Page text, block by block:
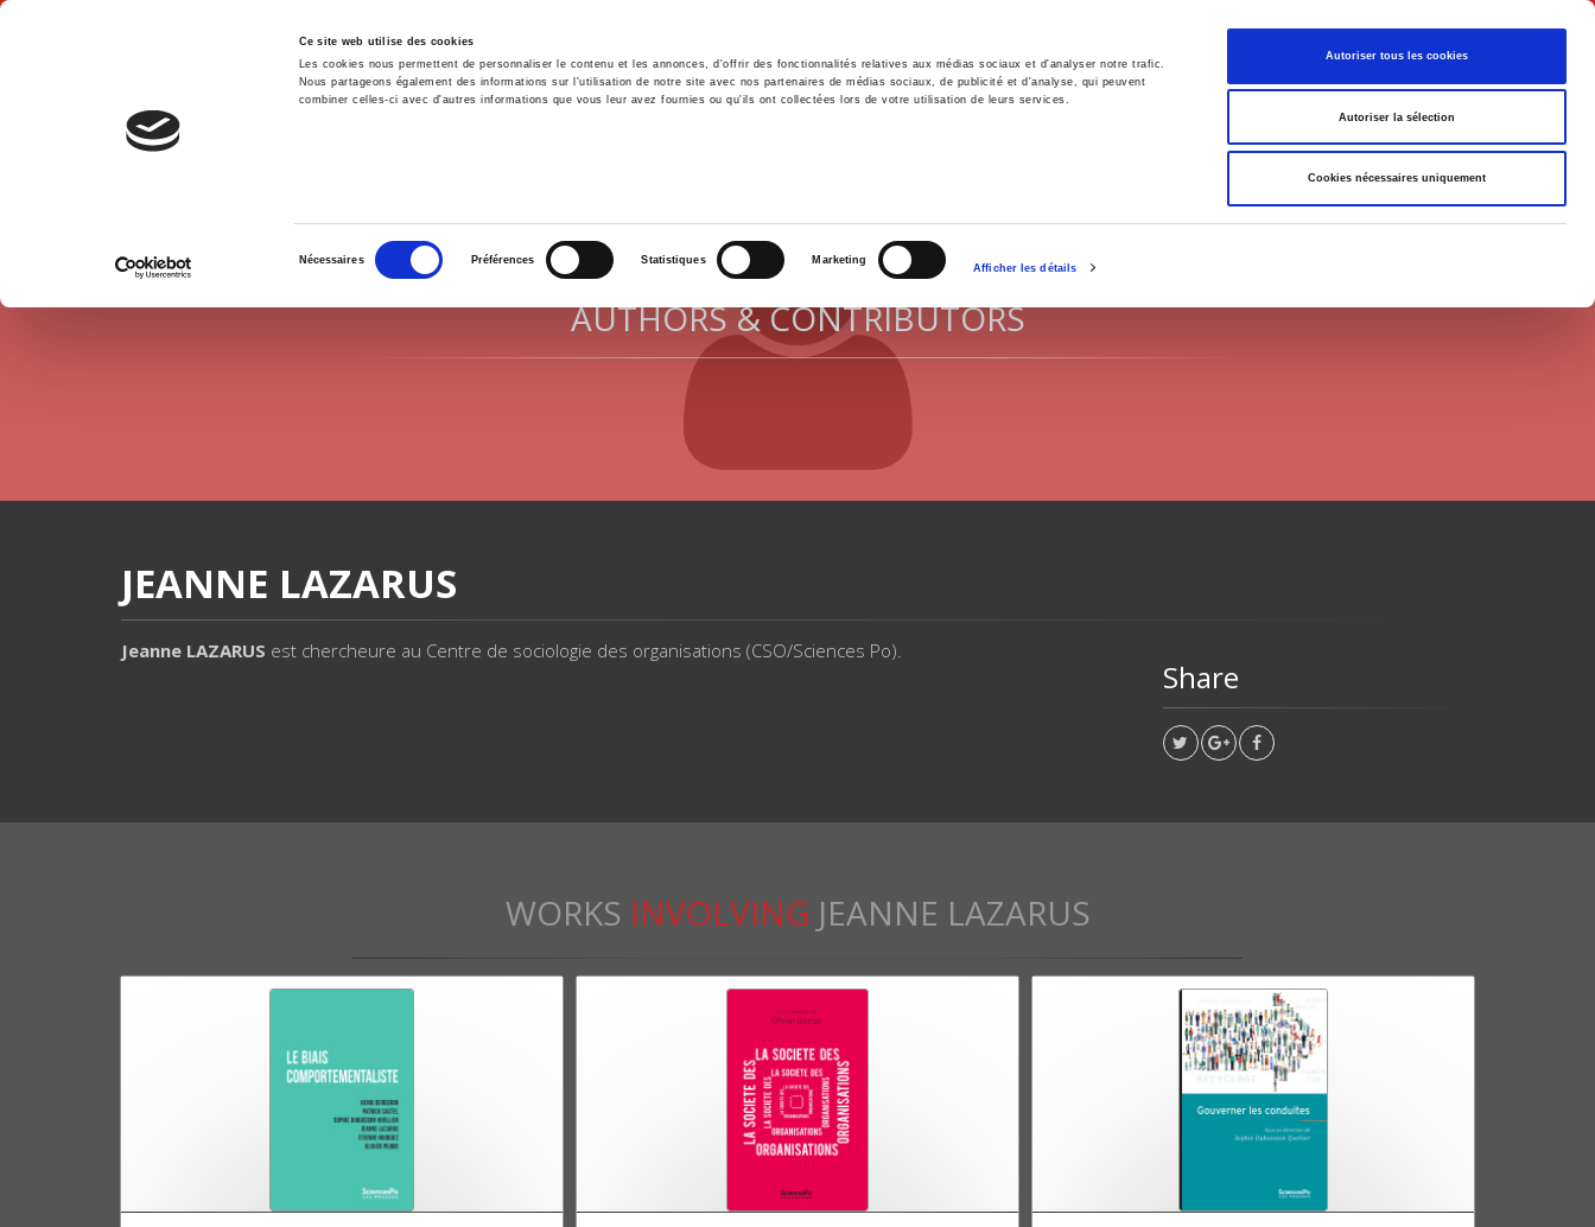
Ce site web utilise des cookies
Les cookies nous permettent de personnaliser le contenu et les annonces, d'offrir des fonctionnalités relatives aux médias sociaux et d'analyser notre trafic.
Nous partageons également des informations sur l'utilisation de notre site avec nos partenaires de médias sociaux, de publicité et d'analyse, qui peuvent
combiner celles-ci avec d'autres informations que vous leur avez fournies ou qu'ils ont collectées lors de votre utilisation de leurs services.
consentement
Nécessaires Préférences Statistiques Marketing
Afficher les détails
Autoriser tous les cookies
Autoriser la sélection
Cookies nécessaires uniquement
English
Home Environment History International Politics
AUTHORS & CONTRIBUTORS
JEANNE LAZARUS
Jeanne LAZARUS est chercheure au Centre de sociologie des organisations (CSO/Sciences Po).
Share
WORKS INVOLVING JEANNE LAZARUS